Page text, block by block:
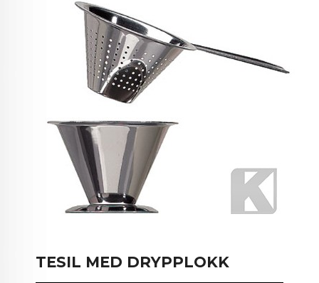
TESIL MED DRYPPLOKK